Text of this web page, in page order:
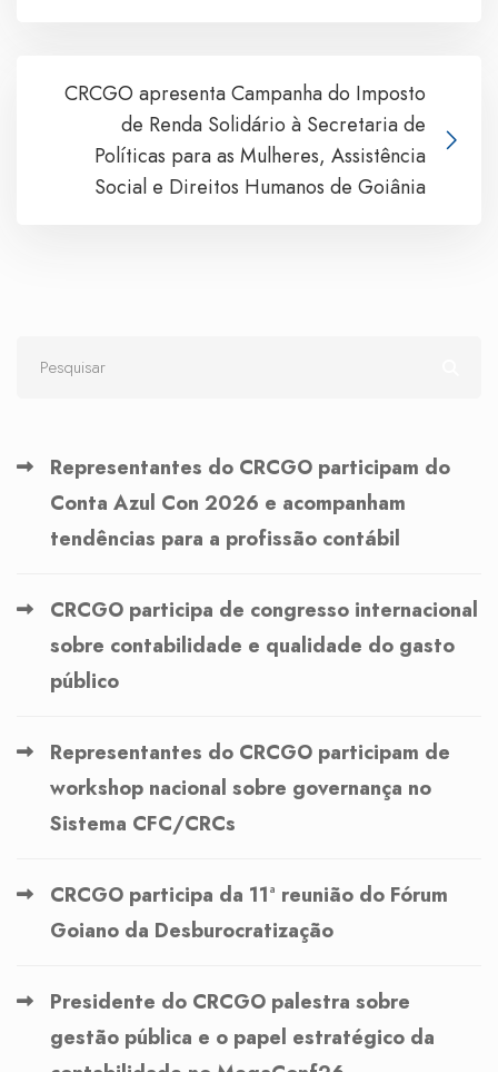
CRCGO apresenta Campanha do Imposto
de Renda Solidário à Secretaria de
Políticas para as Mulheres, Assistência
Social e Direitos Humanos de Goiânia
Representantes do CRCGO participam do
Conta Azul Con 2026 e acompanham
tendências para a profissão contábil
CRCGO participa de congresso internacional
sobre contabilidade e qualidade do gasto
público
Representantes do CRCGO participam de
workshop nacional sobre governança no
Sistema CFC/CRCs
CRCGO participa da 11ª reunião do Fórum
Goiano da Desburocratização
Presidente do CRCGO palestra sobre
gestão pública e o papel estratégico da